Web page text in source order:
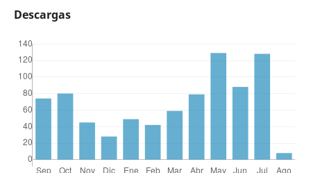
Descargas